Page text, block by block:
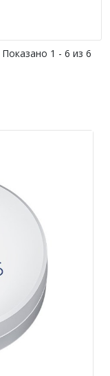
Показано 1 - 6 из 6